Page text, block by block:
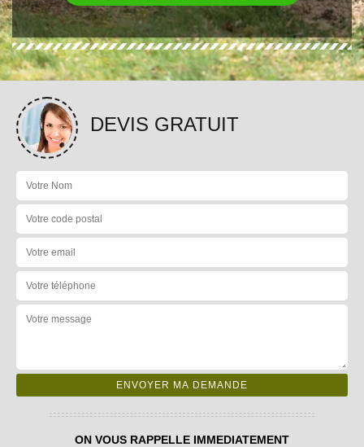
DEVIS GRATUIT
ON VOUS RAPPELLE IMMEDIATEMENT